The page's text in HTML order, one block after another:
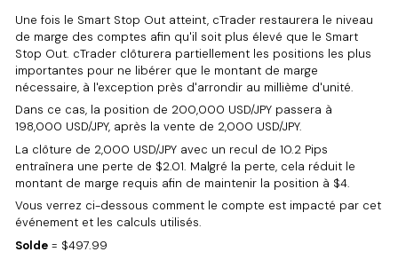
Une fois le Smart Stop Out atteint, cTrader restaurera le niveau
de marge des comptes afin qu'il soit plus élevé que le Smart
Stop Out. cTrader clôturera partiellement les positions les plus
importantes pour ne libérer que le montant de marge
nécessaire, à l'exception près d'arrondir au millième d'unité.
Dans ce cas, la position de 200,000 USD/JPY passera à
198,000 USD/JPY, après la vente de 2,000 USD/JPY.
La clôture de 2,000 USD/JPY avec un recul de 10.2 Pips
entraînera une perte de $2.01. Malgré la perte, cela réduit le
montant de marge requis afin de maintenir la position à $4.
Vous verrez ci-dessous comment le compte est impacté par cet
événement et les calculs utilisés.
Solde = $497.99